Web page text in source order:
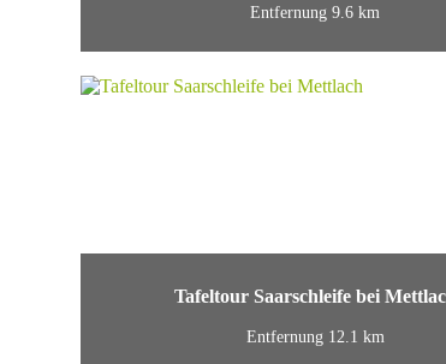
Entfernung 9.6 km
Tafeltour Saarschleife bei
Entfernung 12.1 km